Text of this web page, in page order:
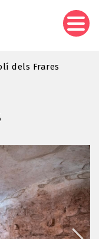
dels Frares